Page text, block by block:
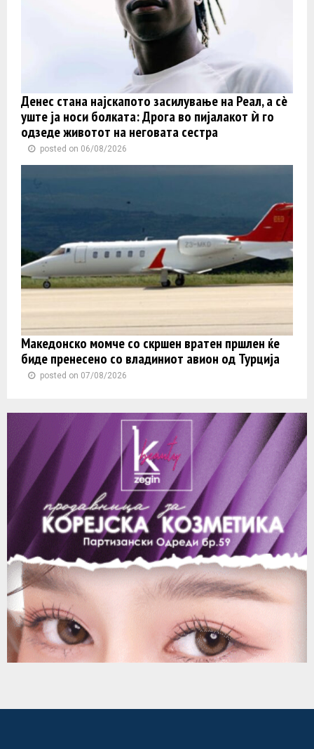
Денес стана најскапото засилување на Реал, а сè
уште ја носи болката: Дрога во пијалакот ѝ го
одзеде животот на неговата сестра
posted on 06/08/2026
Македонско момче со скршен вратен пршлен ќе
биде пренесено со владиниот авион од Турција
posted on 07/08/2026